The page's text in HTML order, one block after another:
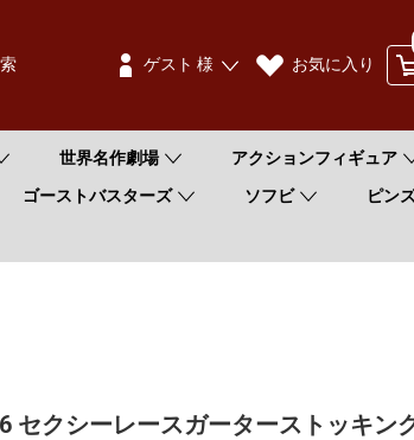
ゲスト 様 お気に入り
世界名作劇場
アクションフィギュア
ゴーストバスターズ ソフビ
ピン
セクシーレースガーターストッキン